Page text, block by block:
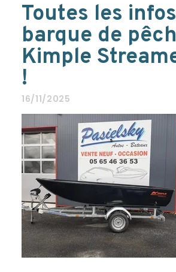
Toutes les
barque de
Kimple
!
16/11/2025